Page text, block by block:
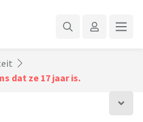
dat ze 17 jaar is.